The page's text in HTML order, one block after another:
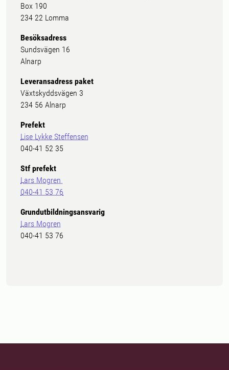
Box 190
234 22 Lomma
Besöksadress
Sundsvägen 16
Alnarp
Leveransadress paket
Växtskyddsvägen 3
234 56 Alnarp
Prefekt
Lise Lykke Steffensen
040-41 52 35
Stf prefekt
Lars Mogren
040-41 53 76
Grundutbildningsansvarig
Lars Mogren
040-41 53 76